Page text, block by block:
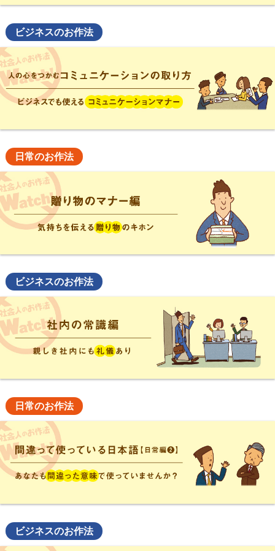
ビジネスのお作法
日常のお作法
ビジネスのお作法
日常のお作法
ビジネスのお作法